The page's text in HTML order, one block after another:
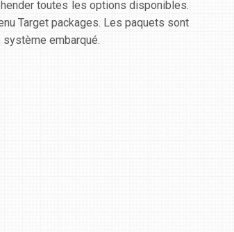
toutes les options disponibles.
Target packages. Les paquets sont
embarqué.